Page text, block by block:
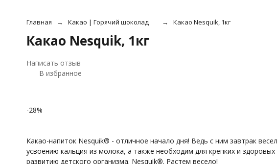
Главная Какао | Горячий шоколад Какао Nesquik, 1кг
Какао Nesquik, 1кг
Написать отзыв
В избранное
-28%
Какао-напиток Nesquik® - отличное начало дня! Ведь с ним завтрак
усвоению кальция из молока, а также необходим для крепких и
развитию детского организма. Nesquik®. Растем весело!